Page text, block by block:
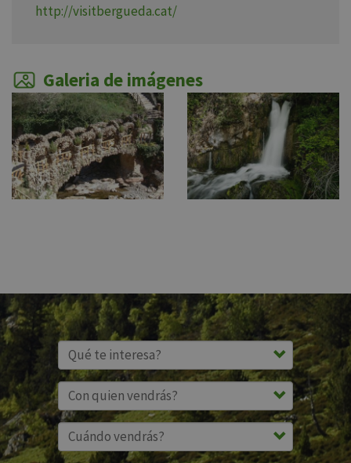
http://visitbergueda.cat/
Galeria de imágenes